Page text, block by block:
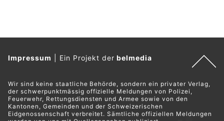
Kölliken mit seinem Fahrzeug von der Strasse ab.
Dieses kam in der angrenzenden Böschung auf der Seite
liegend zum Stillstand. Verletzt wurde niemand. Am Fahrzeug
aberkannte dem Lenker den ausländischen Führerausweis.
Weiterlesen